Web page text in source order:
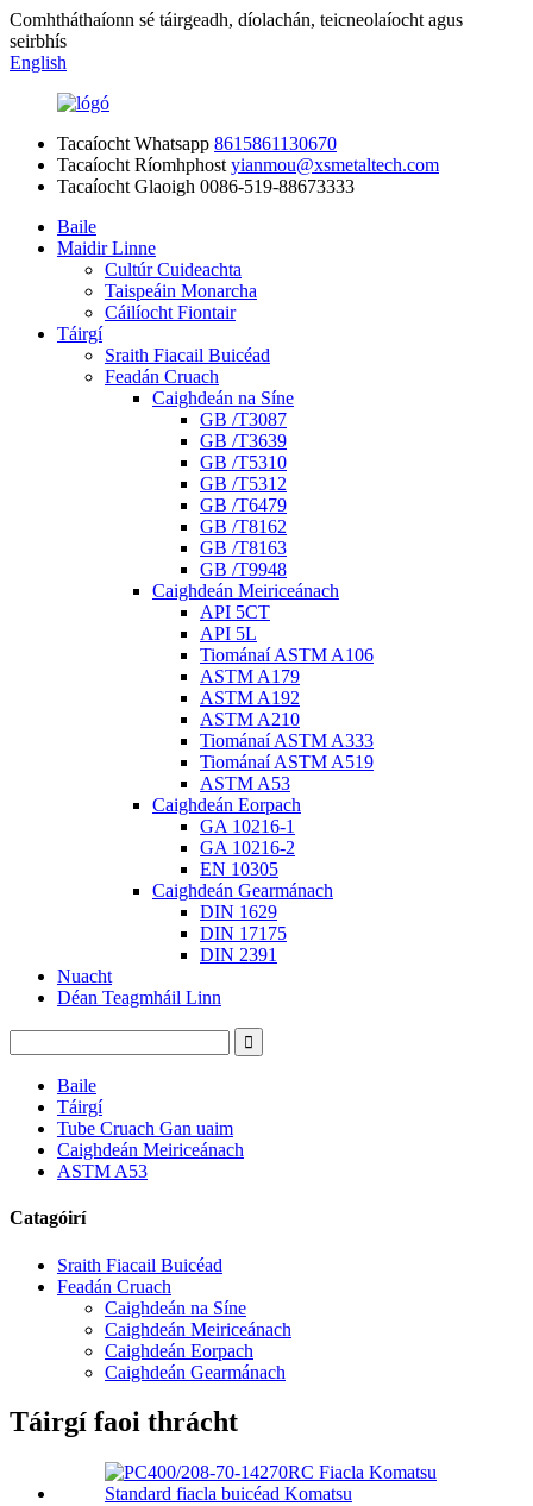
Comhtháthaíonn sé táirgeadh, díolachán, teicneolaíocht agus
seirbhís
English
Tacaíocht Whatsapp 8615861130670
Tacaíocht Ríomhphost yianmou@xsmetaltech.com
Tacaíocht Glaoigh 0086-519-88673333
Baile
Maidir Linne
Cultúr Cuideachta
Taispeáin Monarcha
Cáilíocht Fiontair
Táirgí
Sraith Fiacail Buicéad
Feadán Cruach
Caighdeán na Síne
GB /T3087
GB /T3639
GB /T5310
GB /T5312
GB /T6479
GB /T8162
GB /T8163
GB /T9948
Caighdeán Meiriceánach
API 5CT
API 5L
Tiománaí ASTM A106
ASTM A179
ASTM A192
ASTM A210
Tiománaí ASTM A333
Tiománaí ASTM A519
ASTM A53
Caighdeán Eorpach
GA 10216-1
GA 10216-2
EN 10305
Caighdeán Gearmánach
DIN 1629
DIN 17175
DIN 2391
Nuacht
Déan Teagmháil Linn
Baile
Táirgí
Tube Cruach Gan uaim
Caighdeán Meiriceánach
ASTM A53
Catagóirí
Sraith Fiacail Buicéad
Feadán Cruach
Caighdeán na Síne
Caighdeán Meiriceánach
Caighdeán Eorpach
Caighdeán Gearmánach
Táirgí faoi thrácht